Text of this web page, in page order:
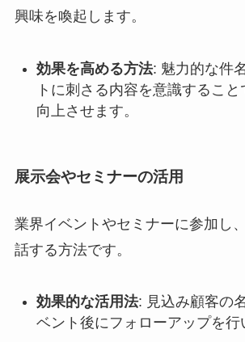
興味を喚起します。
効果を高める方法: 魅力的な件
トに刺さる内容を意識するこ
向上させます。
展示会やセミナーの活用
業界イベントやセミナーに参加し
話する方法です。
効果的な活用法: 見込み顧客の
ベント後にフォローアップを行